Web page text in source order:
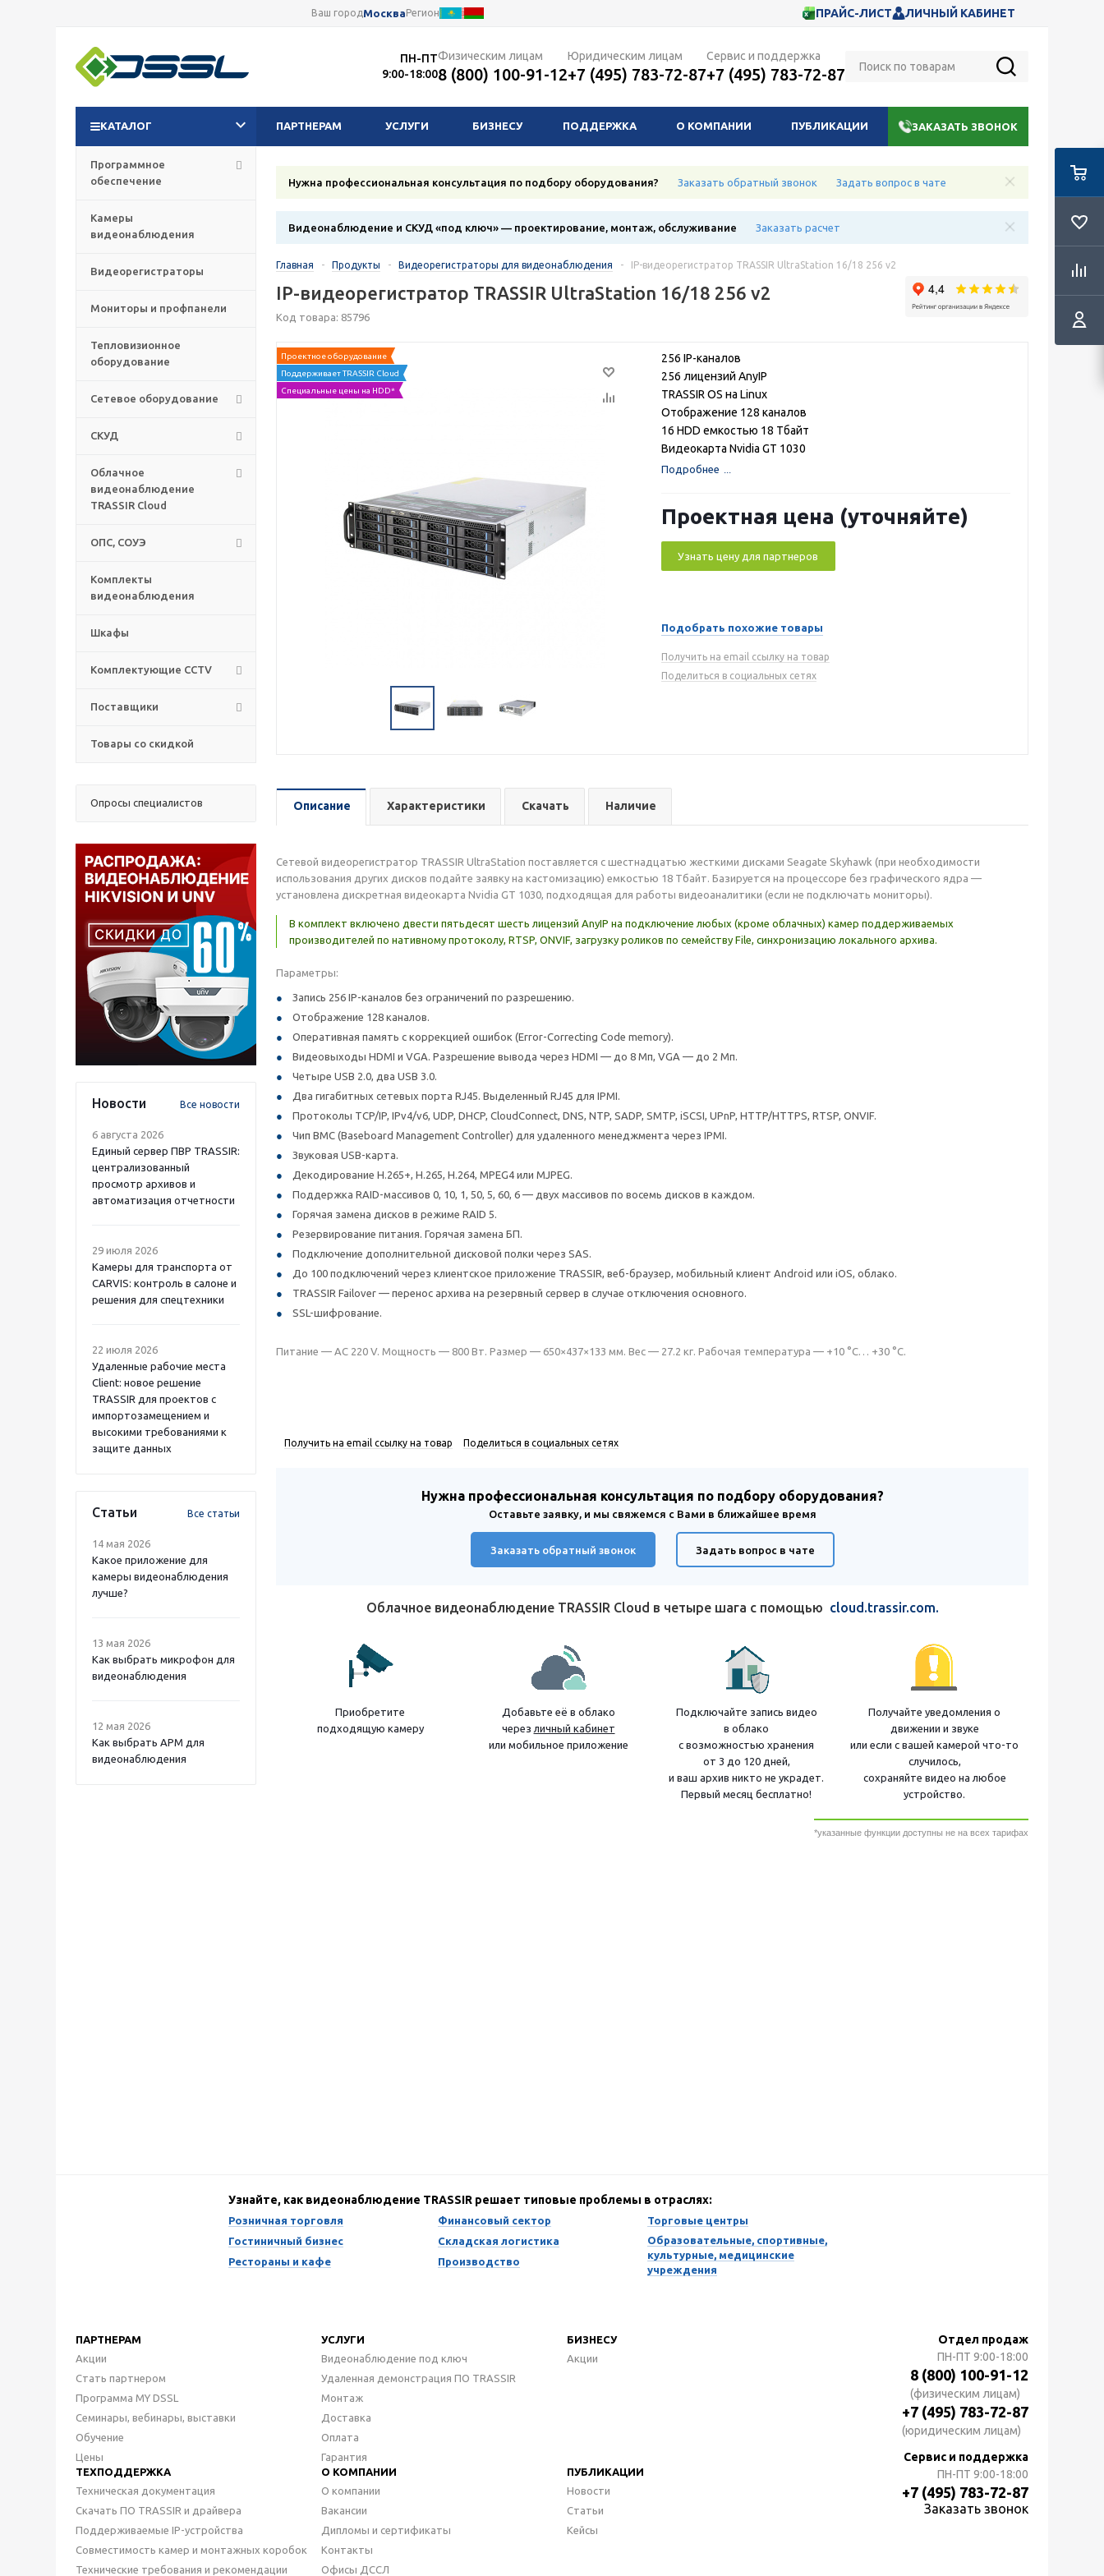
Ваш городМоскваРегион ПРАЙС-ЛИСТ ЛИЧНЫЙ КАБИНЕТ
ПН-ПТ
9:00-18:00
Физическим лицам
8 (800) 100-91-12
Юридическим лицам
+7 (495) 783-72-87
Сервис и поддержка
+7 (495) 783-72-87
КАТАЛОГ ПАРТНЕРАМ УСЛУГИ БИЗНЕСУ ПОДДЕРЖКА О КОМПАНИИ ПУБЛИКАЦИИ ЗАКАЗАТЬ ЗВОНОК
Программное
обеспечение
Камеры
видеонаблюдения
Видеорегистраторы
Мониторы и профпанели
Тепловизионное
оборудование
Сетевое оборудование
СКУД
Облачное
видеонаблюдение
TRASSIR Cloud
ОПС, СОУЭ
Комплекты
видеонаблюдения
Шкафы
Комплектующие CCTV
Поставщики
Товары со скидкой
Опросы специалистов
Новости Все новости
6 августа 2026
Единый сервер ПВР TRASSIR:
централизованный
просмотр архивов и
автоматизация отчетности
29 июля 2026
Камеры для транспорта от
CARVIS: контроль в салоне и
решения для спецтехники
22 июля 2026
Удаленные рабочие места
Client: новое решение
TRASSIR для проектов с
импортозамещением и
высокими требованиями к
защите данных
Статьи Все статьи
14 мая 2026
Какое приложение для
камеры видеонаблюдения
лучше?
13 мая 2026
Как выбрать микрофон для
видеонаблюдения
12 мая 2026
Как выбрать APM для
видеонаблюдения
Нужна профессиональная консультация по подбору оборудования? Заказать обратный звонок Задать вопрос в чате
Видеонаблюдение и СКУД «под ключ» — проектирование, монтаж, обслуживание Заказать расчет
Главная - Продукты - Видеорегистраторы для видеонаблюдения - IP-видеорегистратор TRASSIR UltraStation 16/18 256 v2
IP-видеорегистратор TRASSIR UltraStation 16/18 256 v2
Код товара: 85796
Проектное оборудование
Поддерживает TRASSIR Cloud
Специальные цены на HDD*
256 IP-каналов
256 лицензий AnyIP
TRASSIR OS на Linux
Отображение 128 каналов
16 HDD емкостью 18 Тбайт
Видеокарта Nvidia GT 1030
Подробнее
Проектная цена (уточняйте)
Узнать цену для партнеров
Подобрать похожие товары
Получить на email ссылку на товар
Поделиться в социальных сетях
Описание Характеристики Скачать Наличие
Сетевой видеорегистратор TRASSIR UltraStation поставляется с шестнадцатью жесткими дисками Seagate Skyhawk (при необходимости
использования других дисков подайте заявку на кастомизацию) емкостью 18 Тбайт. Базируется на процессоре без графического ядра —
установлена дискретная видеокарта Nvidia GT 1030, подходящая для работы видеоаналитики (если не подключать мониторы).
В комплект включено двести пятьдесят шесть лицензий AnyIP на подключение любых (кроме облачных) камер поддерживаемых
производителей по нативному протоколу, RTSP, ONVIF, загрузку роликов по семейству File, синхронизацию локального архива.
Параметры:
Запись 256 IP-каналов без ограничений по разрешению.
Отображение 128 каналов.
Оперативная память с коррекцией ошибок (Error-Correcting Code memory).
Видеовыходы HDMI и VGA. Разрешение вывода через HDMI — до 8 Мп, VGA — до 2 Мп.
Четыре USB 2.0, два USB 3.0.
Два гигабитных сетевых порта RJ45. Выделенный RJ45 для IPMI.
Протоколы TCP/IP, IPv4/v6, UDP, DHCP, CloudConnect, DNS, NTP, SADP, SMTP, iSCSI, UPnP, HTTP/HTTPS, RTSP, ONVIF.
Чип BMC (Baseboard Management Controller) для удаленного менеджмента через IPMI.
Звуковая USB-карта.
Декодирование H.265+, H.265, H.264, MPEG4 или MJPEG.
Поддержка RAID-массивов 0, 10, 1, 50, 5, 60, 6 — двух массивов по восемь дисков в каждом.
Горячая замена дисков в режиме RAID 5.
Резервирование питания. Горячая замена БП.
Подключение дополнительной дисковой полки через SAS.
До 100 подключений через клиентское приложение TRASSIR, веб-браузер, мобильный клиент Android или iOS, облако.
TRASSIR Failover — перенос архива на резервный сервер в случае отключения основного.
SSL-шифрование.
Питание — AC 220 V. Мощность — 800 Вт. Размер — 650×437×133 мм. Вес — 27.2 кг. Рабочая температура — +10 °C… +30 °C.
Получить на email ссылку на товар Поделиться в социальных сетях
Нужна профессиональная консультация по подбору оборудования?
Оставьте заявку, и мы свяжемся с Вами в ближайшее время
Заказать обратный звонок Задать вопрос в чате
Облачное видеонаблюдение TRASSIR Cloud в четыре шага с помощью cloud.trassir.com.
Приобретите
подходящую камеру
Добавьте её в облако
через личный кабинет
или мобильное приложение
Подключайте запись видео
в облако
с возможностью хранения
от 3 до 120 дней,
и ваш архив никто не украдет.
Первый месяц бесплатно!
Получайте уведомления о
движении и звуке
или если с вашей камерой что-то
случилось,
сохраняйте видео на любое
устройство.
*указанные функции доступны не на всех тарифах
Узнайте, как видеонаблюдение TRASSIR решает типовые проблемы в отраслях:
Розничная торговля
Гостиничный бизнес
Рестораны и кафе
Финансовый сектор
Складская логистика
Производство
Торговые центры
Образовательные, спортивные,
культурные, медицинские
учреждения
ПАРТНЕРАМ
Акции
Стать партнером
Программа MY DSSL
Семинары, вебинары, выставки
Обучение
Цены
УСЛУГИ
Видеонаблюдение под ключ
Удаленная демонстрация ПО TRASSIR
Монтаж
Доставка
Оплата
Гарантия
БИЗНЕСУ
Акции
ТЕХПОДДЕРЖКА
Техническая документация
Скачать ПО TRASSIR и драйвера
Поддерживаемые IP-устройства
Совместимость камер и монтажных коробок
Технические требования и рекомендации
О КОМПАНИИ
О компании
Вакансии
Дипломы и сертификаты
Контакты
Офисы ДССЛ
ПУБЛИКАЦИИ
Новости
Статьи
Кейсы
Отдел продаж
ПН-ПТ 9:00-18:00
8 (800) 100-91-12
(физическим лицам)
+7 (495) 783-72-87
(юридическим лицам)
Сервис и поддержка
ПН-ПТ 9:00-18:00
+7 (495) 783-72-87
Заказать звонок